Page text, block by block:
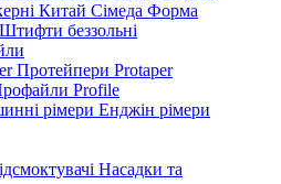
Китай Сімеда Форма
Штифти беззольні
Протейпери Protaper
Profile
Енджін рімери
Насадки та